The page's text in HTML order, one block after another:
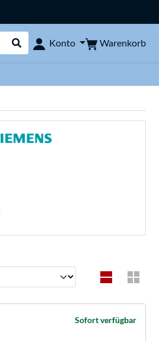
Suche durchführen
Konto Warenkorb
Sofort verfügbar